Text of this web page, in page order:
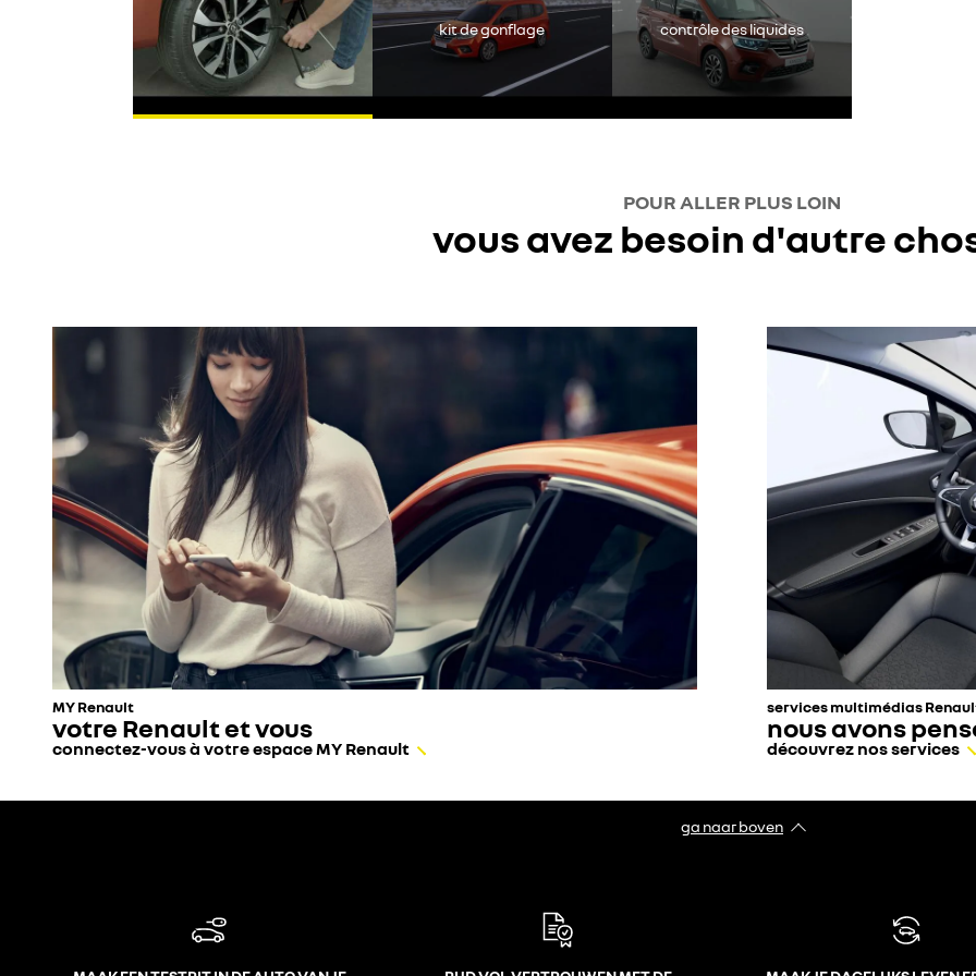
kit de gonflage contrôle des liquides
POUR ALLER PLUS LOIN
vous avez besoin d'autre
MY Renault
votre Renault et vous
connectez-vous à votre espace MY Renault
services multimédias
nous avons
découvrez nos services
ga naar boven